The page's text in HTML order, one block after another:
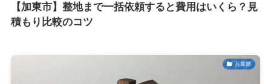
【加東市】整地まで一括依頼すると費用はいくら？見
積もり比較のコツ
兵庫県